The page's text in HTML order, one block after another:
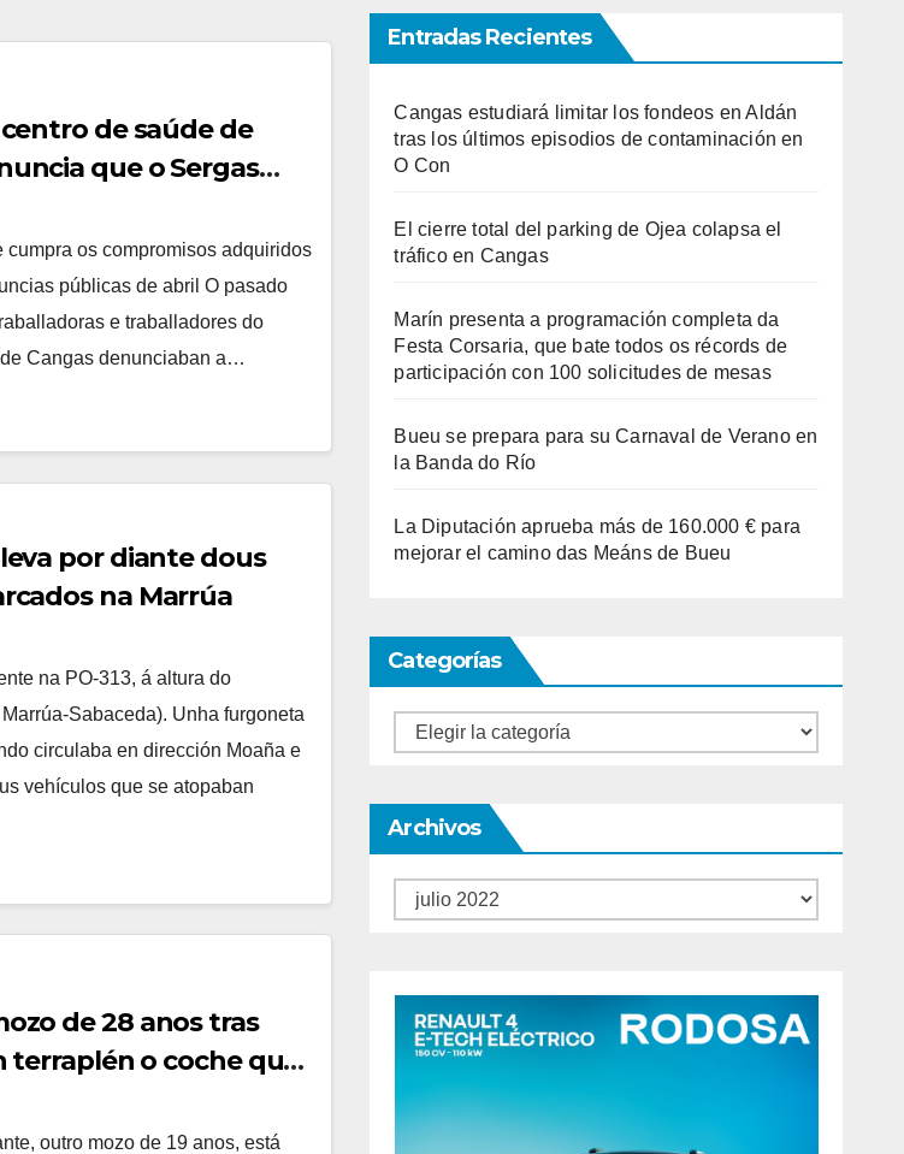
de saúde de
que o Sergas
ausencias por
cumpra os compromisos adquiridos
públicas de abril O pasado
e traballadores do
Cangas denunciaban a…
por diante dous
na Marrúa
na PO-313, á altura do
Sabaceda). Unha furgoneta
circulaba en dirección Moaña e
vehículos que se atopaban
de 28 anos tras
terraplén o coche que
Nerga
outro mozo de 19 anos, está
Entradas Recientes
Cangas estudiará limitar los fondeos en Aldán
tras los últimos episodios de contaminación en
O Con
El cierre total del parking de Ojea colapsa el
tráfico en Cangas
Marín presenta a programación completa da
Festa Corsaria, que bate todos os récords de
participación con 100 solicitudes de mesas
Bueu se prepara para su Carnaval de Verano en
la Banda do Río
La Diputación aprueba más de 160.000 € para
mejorar el camino das Meáns de Bueu
Categorías
Categorías
Archivos
Archivos